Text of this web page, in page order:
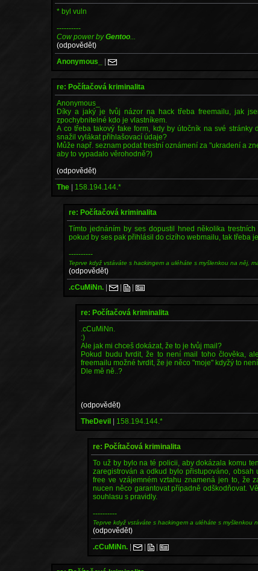
* byl vuln
----------
Cow power byGentoo
(odpovědět)
Anonymous_
|
re: Počítačová kriminalita
Anonymous_
Díky a jaký je tvůj názor na hack třeba freemailu, jak
zpochybnitelné kdo je vlastníkem.
A co třeba takový fake form, kdy by útočník na své
snažil vylákat přihlašovací údaje?
Může např. seznam podat trestní oznámení za "ukradení a
aby to vypadalo věrohodně?)
(odpovědět)
The | 158.194.144.*
re: Počítačová kriminalita
Tímto jednáním by ses dopustil hned několika
pokud by ses pak přihlásil do cizího webmailu, tak třeba
----------
Teprve když vstáváte s hackingem a uléháte s myšlenkou na něj,
(odpovědět)
.cCuMiNn. | | |
re: Počítačová kriminalita
.cCuMiNn.
:)
Ale jak mi chceš dokázat, že to je tvůj mail?
Pokud budu tvrdit, že to není mail toho člověka,
freemailu možné tvrdit, že je něco "moje" kdyžý to
Dle mě ně..?
(odpovědět)
TheDevil | 158.194.144.*
re: Počítačová kriminalita
To už by bylo na té policii, aby dokázala komu
zaregistrován a odkud bylo přistupováno, obsah
free ve vzájemném vztahu znamená jen to, že
nucen něco garantovat případně odškodňovat.
souhlasu s pravidly.
----------
Teprve když vstáváte s hackingem a uléháte s myšlenkou
(odpovědět)
.cCuMiNn. | | |